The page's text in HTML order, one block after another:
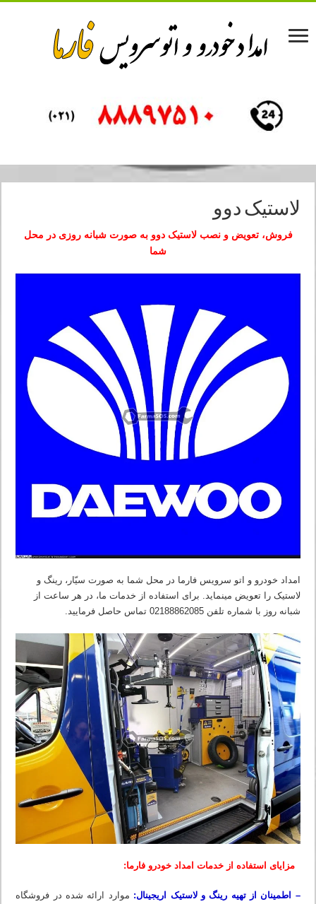
لاستیک دوو
فروش، تعویض و نصب لاستیک دوو به صورت شبانه روزی در محل
شما
امداد خودرو و اتو سرویس فارما در محل شما به صورت سیّار، رینگ و
لاستیک را تعویض مینماید. برای استفاده از خدمات ما، در هر ساعت از
شبانه روز با شماره تلفن 02188862085 تماس حاصل فرمایید.
مزایای استفاده از خدمات امداد خودرو فارما:
– اطمینان از تهیه رینگ و لاستیک اریجینال: موارد ارائه شده در فروشگاه